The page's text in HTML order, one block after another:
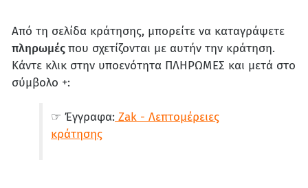
Από τη σελίδα κράτησης, μπορείτε να καταγράψετε
πληρωμέςπου σχετίζονται με αυτήν την κράτηση.
Κάντε κλικ στην υποενότητα ΠΛΗΡΩΜΕΣ και μετά στο
σύμβολο +:
☞ Έγγραφα: Zak - Λεπτομέρειες
κράτησης